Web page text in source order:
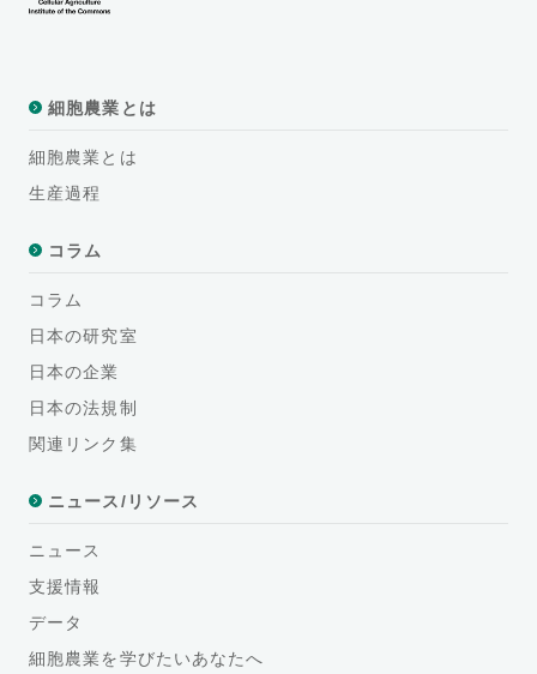
細胞農業とは
細胞農業とは
生産過程
コラム
コラム
日本の研究室
日本の企業
日本の法規制
関連リンク集
ニュース/リソース
ニュース
支援情報
データ
細胞農業を学びたいあなたへ